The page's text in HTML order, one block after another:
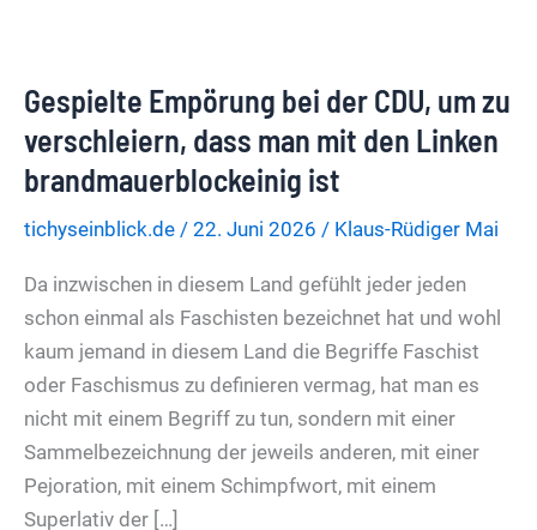
Gespielte Empörung bei der CDU, um zu
verschleiern, dass man mit den Linken
brandmauerblockeinig ist
tichyseinblick.de / 22. Juni 2026 / Klaus-Rüdiger Mai
Da inzwischen in diesem Land gefühlt jeder jeden
schon einmal als Faschisten bezeichnet hat und wohl
kaum jemand in diesem Land die Begriffe Faschist
oder Faschismus zu definieren vermag, hat man es
nicht mit einem Begriff zu tun, sondern mit einer
Sammelbezeichnung der jeweils anderen, mit einer
Pejoration, mit einem Schimpfwort, mit einem
Superlativ der […]